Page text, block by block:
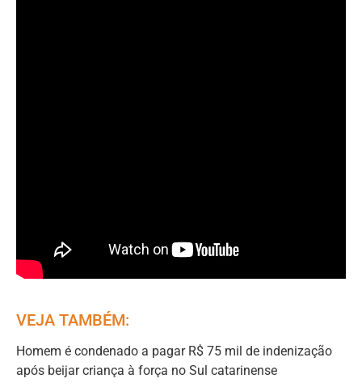
VEJA TAMBÉM:
Homem é condenado a pagar R$ 75 mil de indenização
após beijar criança à força no Sul catarinense